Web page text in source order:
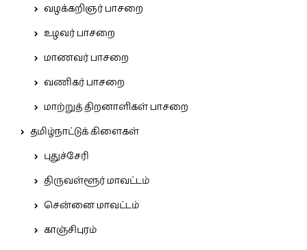
வழக்கறிஞர் பாசறை
உழவர் பாசறை
மாணவர் பாசறை
வணிகர் பாசறை
மாற்றுத் திறனாளிகள் பாசறை
தமிழ்நாட்டுக் கிளைகள்
புதுச்சேரி
திருவள்ளூர் மாவட்டம்
சென்னை மாவட்டம்
காஞ்சிபுரம்